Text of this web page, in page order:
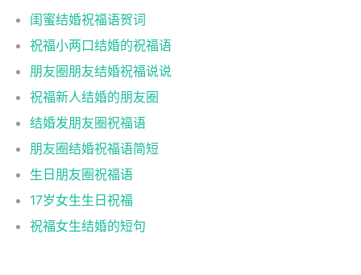
闺蜜结婚祝福语贺词
祝福小两口结婚的祝福语
朋友圈朋友结婚祝福说说
祝福新人结婚的朋友圈
结婚发朋友圈祝福语
朋友圈结婚祝福语简短
生日朋友圈祝福语
17岁女生生日祝福
祝福女生结婚的短句